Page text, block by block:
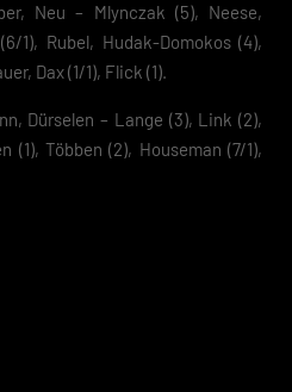
Neu – Mlynczak (5), Neese,
1), Rubel, Hudak-Domokos (4),
Dax (1/1), Flick (1).
Dürselen – Lange (3), Link (2),
(1), Többen (2), Houseman (7/1),